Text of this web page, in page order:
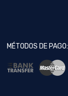
MÉTODOS DE PAGO: